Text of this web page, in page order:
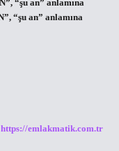
“şu an” anlamına
“şu an” anlamına
https://emlakmatik.com.tr